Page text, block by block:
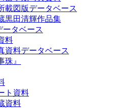
載図版データベース
黒田清輝作品集
ータベース
料
資料データベース
珠』
ト資料
資料